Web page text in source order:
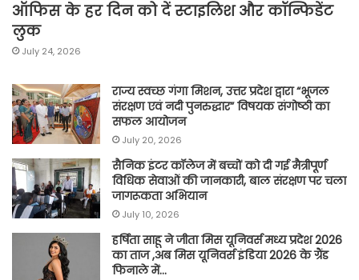
ऑफिस के हर दिन को दें स्टाइलिश और कॉन्फिडेंट
लुक
July 24, 2026
राज्य स्वच्छ गंगा मिशन, उत्तर प्रदेश द्वारा “भूजल
संरक्षण एवं नदी पुनरुद्धार” विषयक संगोष्ठी का
सफल आयोजन
July 20, 2026
सैनिक इंटर कॉलेज में बच्चों को दी गई मैत्रीपूर्ण
विधिक सेवाओं की जानकारी, बाल संरक्षण पर चला
जागरूकता अभियान
July 10, 2026
हर्षिता साहू ने जीता मिस यूनिवर्स मध्य प्रदेश 2026
का ताज ,अब मिस यूनिवर्स इंडिया 2026 के ग्रैंड
फिनाले में…